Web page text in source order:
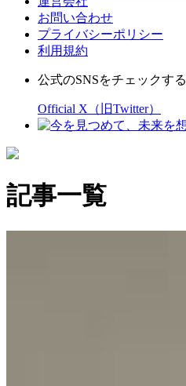
お問い合わせ
プライバシーポリシー
利用規約
公式のSNSをチェックする
Official X（旧Twitter）
記事一覧